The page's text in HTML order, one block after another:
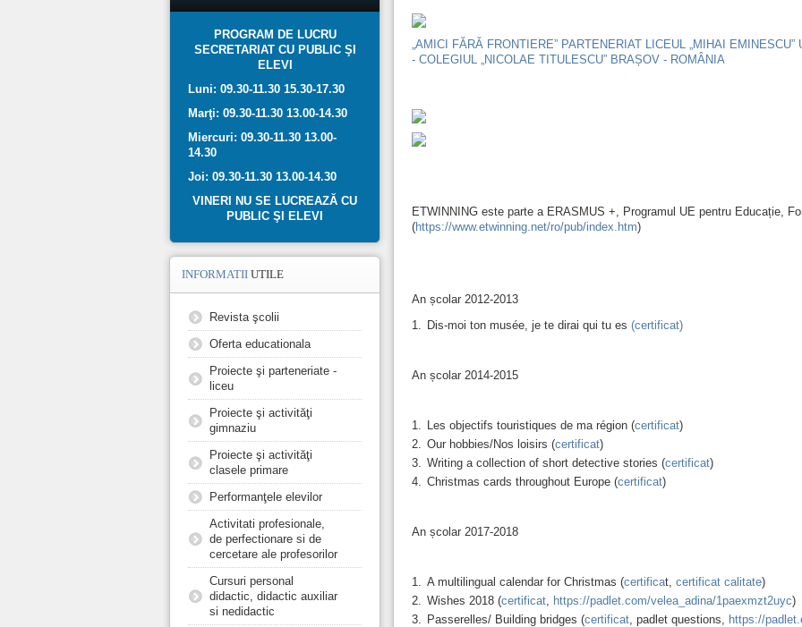
„AMICI FĂRĂ FRONTIERE” PARTENERIAT LICEUL „MIHAI
- COLEGIUL „NICOLAE TITULESCU” BRAȘOV - ROMÂNIA
ETWINNING este parte a ERASMUS +, Programul UE pentru Educație,
(https://www.etwinning.net/ro/pub/index.htm)
An școlar 2012-2013
Dis-moi ton musée, je te dirai qui tu es (certificat)
An școlar 2014-2015
Les objectifs touristiques de ma région (certificat)
Our hobbies/Nos loisirs (certificat)
Writing a collection of short detective stories (certificat)
Christmas cards throughout Europe (certificat)
An școlar 2017-2018
A multilingual calendar for Christmas (certificat, certificat calitate)
Wishes 2018 (certificat, https://padlet.com/velea_adina/1paexmzt2uyc)
Passerelles/ Building bridges (certificat, padlet questions, https://
PROGRAM DE LUCRU
SECRETARIAT CU PUBLIC ŞI
ELEVI
Luni: 09.30-11.30 15.30-17.30
Marţi: 09.30-11.30 13.00-14.30
Miercuri: 09.30-11.30 13.00-
14.30
Joi: 09.30-11.30 13.00-14.30
VINERI NU SE LUCREAZĂ CU
PUBLIC ŞI ELEVI
INFORMATII UTILE
Revista şcolii
Oferta educationala
Proiecte şi parteneriate -
liceu
Proiecte şi activităţi
gimnaziu
Proiecte şi activităţi
clasele primare
Performanţele elevilor
Activitati profesionale,
de perfectionare si de
cercetare ale profesorilor
Cursuri personal
didactic, didactic auxiliar
si nedidactic